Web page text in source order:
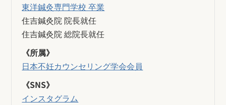
東洋鍼灸専門学校 卒業
住吉鍼灸院 院長就任
住吉鍼灸院 総院長就任
《所属》
日本不妊カウンセリング学会会員
《SNS》
インスタグラム